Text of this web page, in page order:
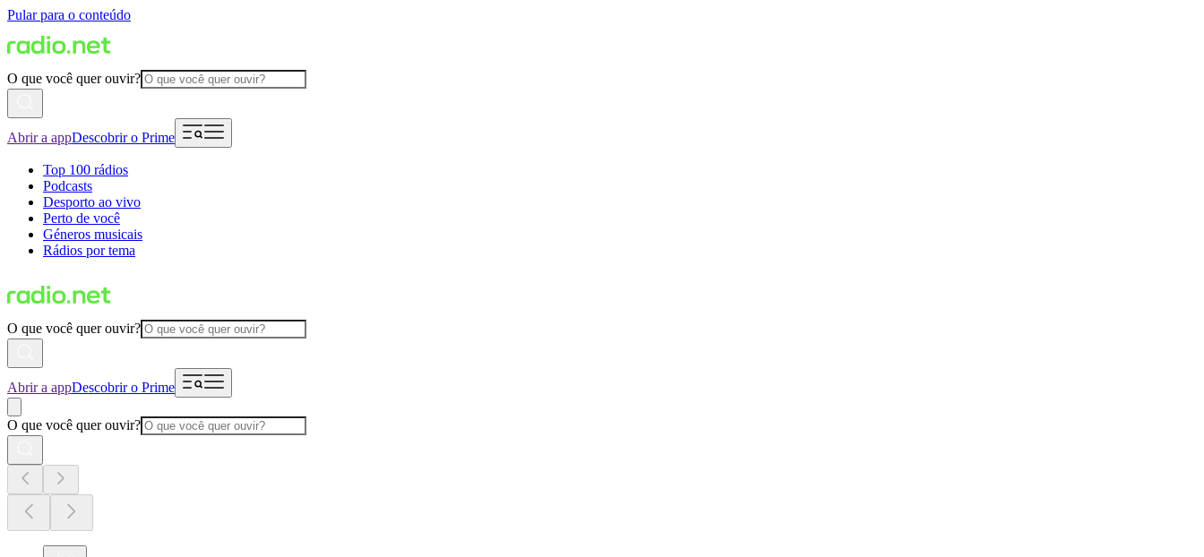
Pular para o conteúdo
O que você quer ouvir?
Abrir a appDescobrir o Prime
Top 100 rádios
Podcasts
Desporto ao vivo
Perto de você
Géneros musicais
Rádios por tema
O que você quer ouvir?
Abrir a appDescobrir o Prime
O que você quer ouvir?